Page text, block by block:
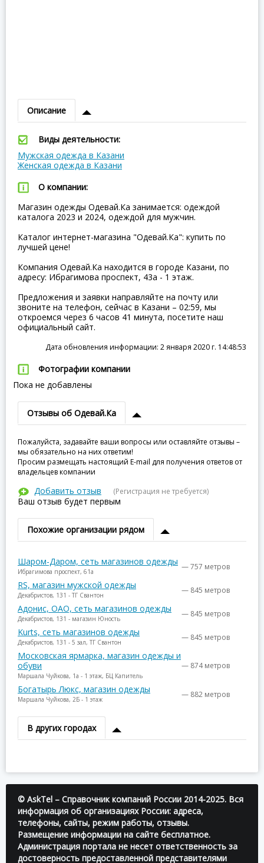
Описание
Виды деятельности:
Мужская одежда в Казани
Женская одежда в Казани
О компании:
Магазин одежды Одевай.Ка занимается: одеждой
каталога 2023 и 2024, одеждой для мужчин.
Каталог интернет-магазина "Одевай.Ка": купить по
лучшей цене!
Компания Одевай.Ка находится в городе Казани, по
адресу: Ибрагимова проспект, 43а - 1 этаж.
Предложения и заявки направляйте на почту или
звоните на телефон, сейчас в Казани – 02:59, мы
откроемся через 6 часов 41 минута, посетите наш
официальный сайт.
Дата обновления информации: 2 января 2020 г. 14:48:53
Фотографии компании
Пока не добавлены
Отзывы об Одевай.Ка
Пожалуйста, задавайте ваши вопросы или оставляйте отзывы –
мы обязательно на них ответим!
Просим размещать настоящий E-mail для получения ответов от
владельцев компании
Добавить отзыв (Регистрация не требуется)
Ваш отзыв будет первым
Похожие организации рядом
Шаром-Даром, сеть магазинов одежды
Ибрагимова проспект, 61а — 757 метров
RS, магазин мужской одежды
Декабристов, 131 - ТГ Свантон — 845 метров
Адонис, ОАО, сеть магазинов одежды
Декабристов, 131 - магазин Юность — 845 метров
Kurts, сеть магазинов одежды
Декабристов, 131 - 5 зал, ТГ Свантон — 845 метров
Московская ярмарка, магазин одежды и
обуви
Маршала Чуйкова, 1а - 1 этаж, БЦ Капитель
— 874 метров
Богатырь Люкс, магазин одежды
Маршала Чуйкова, 2Б - 1 этаж — 882 метров
В других городах
© AskTel – Справочник компаний России 2014-2025. Вся
информация об организациях России: адреса,
телефоны, сайты, режим работы, отзывы.
Размещение информации на сайте бесплатное.
Администрация портала не несет ответственность за
достоверность предоставленной представителями